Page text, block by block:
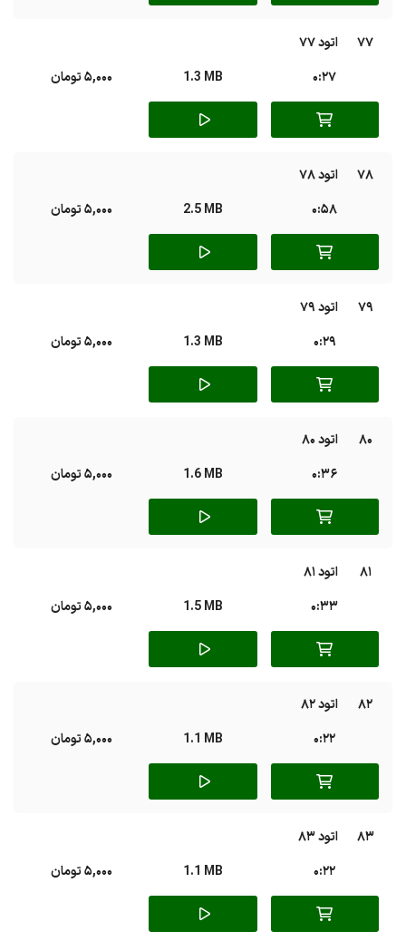
77
اتود 77
0:27
1.3 MB 5,000 تومان
78
اتود 78
0:58
2.5 MB 5,000 تومان
79
اتود 79
0:29
1.3 MB 5,000 تومان
80
اتود 80
0:36
1.6 MB 5,000 تومان
81
اتود 81
0:33
1.5 MB 5,000 تومان
82
اتود 82
0:22
1.1 MB 5,000 تومان
83
اتود 83
0:22
1.1 MB 5,000 تومان